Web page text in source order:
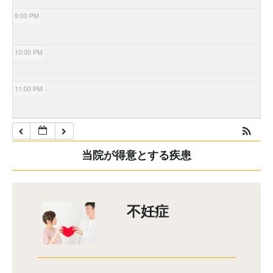
9:00 PM
10:00 PM
11:00 PM
当院が得意とする疾患
不妊症